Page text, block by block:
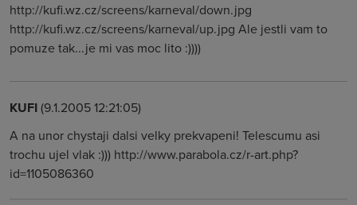
http://kufi.wz.cz/screens/karneval/down.jpg
http://kufi.wz.cz/screens/karneval/up.jpg Ale jestli vam to
pomuze tak...je mi vas moc lito :))))
KUFI(9.1.2005 12:21:05)
A na unor chystaji dalsi velky prekvapeni! Telescumu asi
trochu ujel vlak :))) http://www.parabola.cz/r-art.php?
id=1105086360